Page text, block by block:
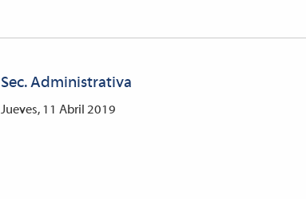
Sec. Administrativa
Jueves, 11 Abril 2019